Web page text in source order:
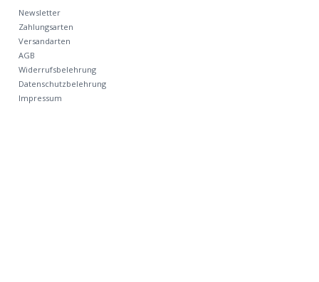
Newsletter
Zahlungsarten
Versandarten
AGB
Widerrufsbelehrung
Datenschutzbelehrung
Impressum